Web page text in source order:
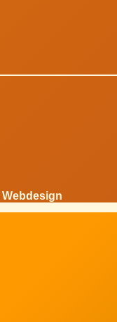
Webdesign